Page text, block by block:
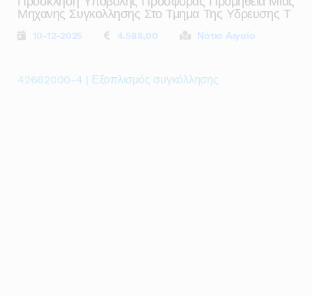
Μηχανης Συγκολλησης Στο Τμημα Της Υδρευσης Τ
10-12-2025 4.588,00 Νότιο Αιγαίο
42662000-4 | Εξοπλισμός συγκόλλησης